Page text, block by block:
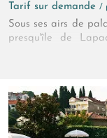
Tarif sur demande /
Sous ses airs de
presqu'île de
fastueux et
oui, vous avez